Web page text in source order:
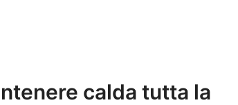
calda tutta la